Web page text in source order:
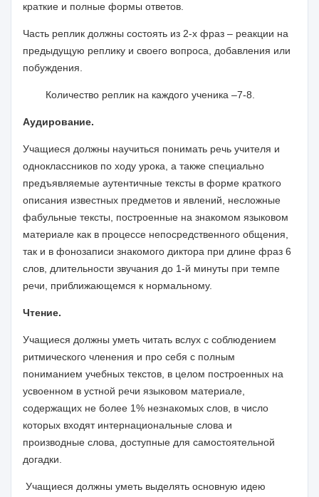
краткие и полные формы ответов.
Часть реплик должны состоять из 2-х фраз – реакции на
предыдущую реплику и своего вопроса, добавления или
побуждения.
Количество реплик на каждого ученика –7-8.
Аудирование.
Учащиеся должны научиться понимать речь учителя и
одноклассников по ходу урока, а также специально
предъявляемые аутентичные тексты в форме краткого
описания известных предметов и явлений, несложные
фабульные тексты, построенные на знакомом языковом
материале как в процессе непосредственного общения,
так и в фонозаписи знакомого диктора при длине фраз 6
слов, длительности звучания до 1-й минуты при темпе
речи, приближающемся к нормальному.
Чтение.
Учащиеся должны уметь читать вслух с соблюдением
ритмического членения и про себя с полным
пониманием учебных текстов, в целом построенных на
усвоенном в устной речи языковом материале,
содержащих не более 1% незнакомых слов, в число
которых входят интернациональные слова и
производные слова, доступные для самостоятельной
догадки.
Учащиеся должны уметь выделять основную идею